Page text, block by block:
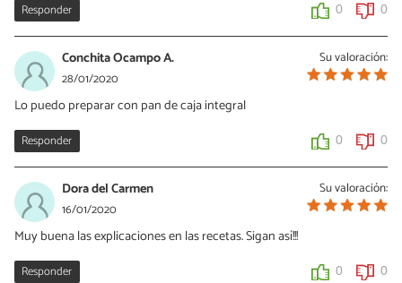
Responder 0 0
Su valoración:
Conchita Ocampo A.
28/01/2020
Lo puedo preparar con pan de caja integral
Responder 0 0
Su valoración:
Dora del Carmen
16/01/2020
Muy buena las explicaciones en las recetas. Sigan así!!!
Responder 0 0